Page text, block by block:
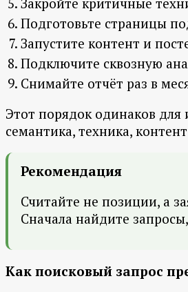
Подготовьте страницы
Запустите контент и
Подключите сквозную
Снимайте отчёт раз в
Этот порядок одинаков для
семантика, техника,
Рекомендация
Считайте не позиции, а
Сначала найдите
Как поисковый запрос